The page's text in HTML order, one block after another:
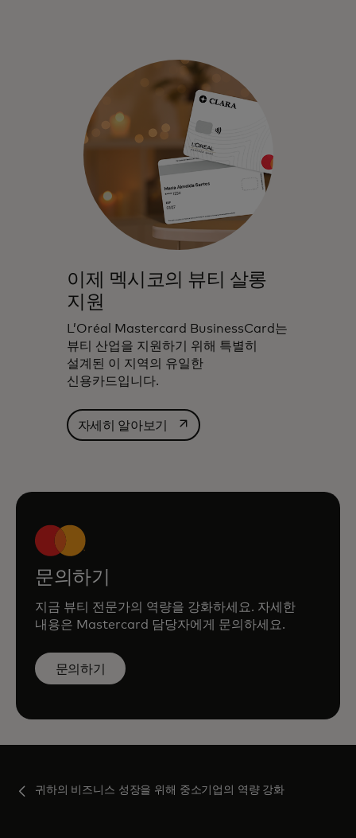
이제 멕시코의 뷰티 살롱
지원
L’Oréal Mastercard BusinessCard는
뷰티 산업을 지원하기 위해 특별히
설계된 이 지역의 유일한
신용카드입니다.
자세히 알아보기 새 탭에서 열림
문의하기
지금 뷰티 전문가의 역량을 강화하세요. 자세한
내용은 Mastercard 담당자에게 문의하세요.
문의하기
귀하의 비즈니스 성장을 위해 중소기업의 역량 강화